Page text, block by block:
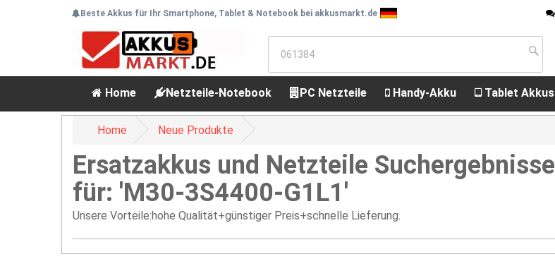
Beste Akkus für Ihr Smartphone, Tablet & Notebook bei akkusmarkt.de
Home Netzteile-Notebook PC Netzteile Handy-Akku Tablet Akkus
Home Neue Produkte
Ersatzakkus und Netzteile Suchergebnisse
für: 'M30-3S4400-G1L1'
Unsere Vorteile:hohe Qualität+günstiger Preis+schnelle Lieferung.